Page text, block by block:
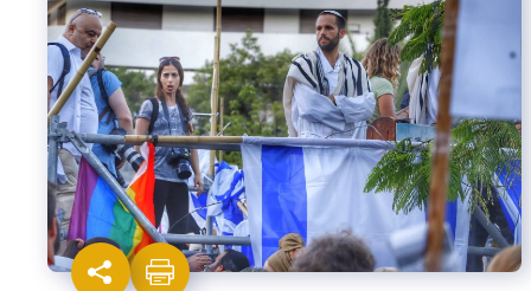
Israel-China Relations